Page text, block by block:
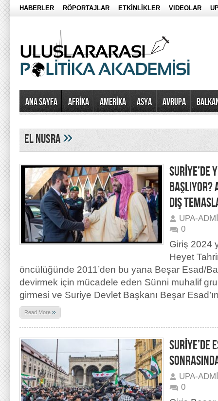
HABERLER RÖPORTAJLAR ETKİNLİKLER VIDEOLAR
Ana Sayfa AFRİKA AMERİKA ASYA AVRUPA
el nusra»
SURİYE’DE
BAŞLIYOR?
DIŞ
UPA-
0
Giriş 2024
Heyet
öncülüğünde 2011’den bu yana Beşar Esad/
devirmek için mücadele eden Sünni muhalif
girmesi ve Suriye Devlet Başkanı Beşar
Read More »
SURİYE’DE
UPA-
0